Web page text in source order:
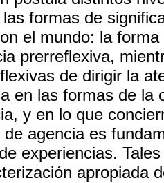
formas de
el mundo: la
prerreflexiva,
de dirigir la
en las formas de la
y en lo que
de agencia es
experiencias.
apropiada